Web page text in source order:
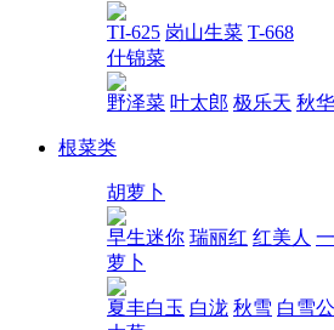
TI-625 岗山生菜 T-668
什锦菜
野泽菜 叶太郎 极乐天 秋华
根菜类
胡萝卜
早生迷你 瑞丽红 红美人
萝卜
夏丰白玉 白泷 秋雪 白雪